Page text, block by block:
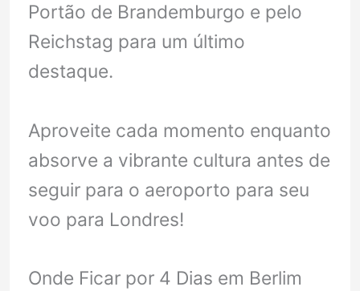
Portão de Brandemburgo e pelo
Reichstag para um último
destaque.
Aproveite cada momento enquanto
absorve a vibrante cultura antes de
seguir para o aeroporto para seu
voo para Londres!
Onde Ficar por 4 Dias em Berlim